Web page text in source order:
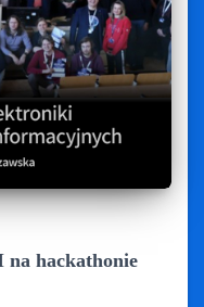
na hackathonie